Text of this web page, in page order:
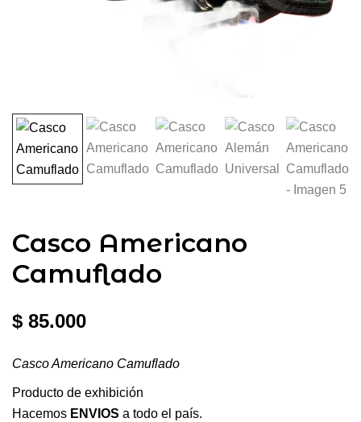
Casco Americano
Camuflado
$ 85.000
Casco Americano Camuflado
Producto de exhibición
Hacemos ENVIOS a todo el país.